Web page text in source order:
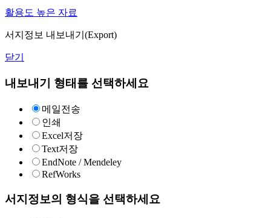
활용도 높은 자료
서지정보 내보내기(Export)
닫기
내보내기 형태를 선택하세요
메일전송
인쇄
Excel저장
Text저장
EndNote / Mendeley
RefWorks
서지정보의 형식을 선택하세요